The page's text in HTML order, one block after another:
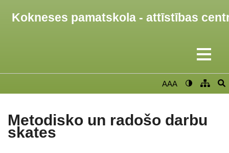
Kokneses pamatskola - attīstības
AAA
Metodisko un radošo darbu
skates